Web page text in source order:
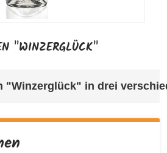
"WINZERGLÜCK"
"Winzerglück" in drei